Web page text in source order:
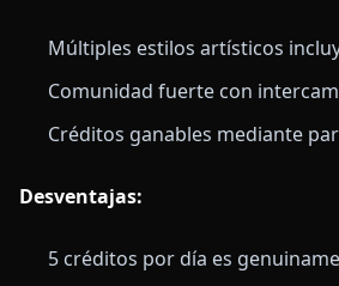
Múltiples estilos artísticos
Comunidad fuerte con
Créditos ganables mediante
Desventajas:
5 créditos por día es